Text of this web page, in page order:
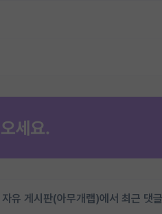
자유 게시판(아무개랩)에서 최근 댓